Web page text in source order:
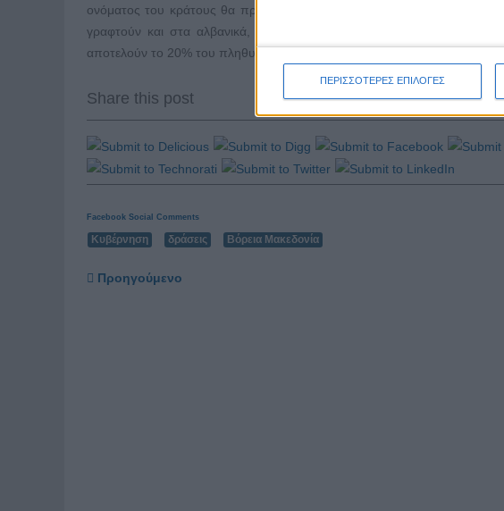
ΠΕΡΙΣΣΟΤΕΡΕΣ ΕΠΙΛΟΓΕΣ
ονόματος του κράτους θα πρέπει να εναρμονιστεί με τον νόμο σχετικά
γραφτούν και στα αλβανικά, καθώς, όπως δήλωσε πρόσφατα και ο
αποτελούν το 20% του πληθυσμού της χώρας.
Share this post
Facebook Social Comments
Κυβέρνηση δράσεις Βόρεια Μακεδονία
Προηγούμενο